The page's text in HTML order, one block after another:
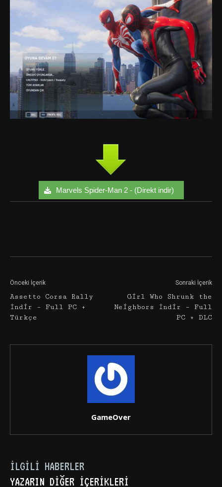
Marvels Spider-Man 2 - (Direkt indir)
Önceki İçerik
Assetto Corsa Rally
İndir – Full PC +
Türkçe
Sonraki İçerik
Girl Who Shrunk the
Neighbors İndir – Full
PC + DLC
GameOver
İLGILI HABERLER
YAZARIN DIĞER İÇERIKLERI